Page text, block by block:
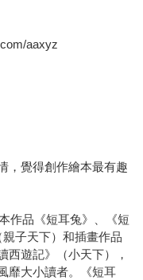
aaxyz
，覺得創作繪本最有趣
作品《短耳兔》、《短
子天下）和插畫作品
西遊記》（小天下），
靡大小讀者。《短耳